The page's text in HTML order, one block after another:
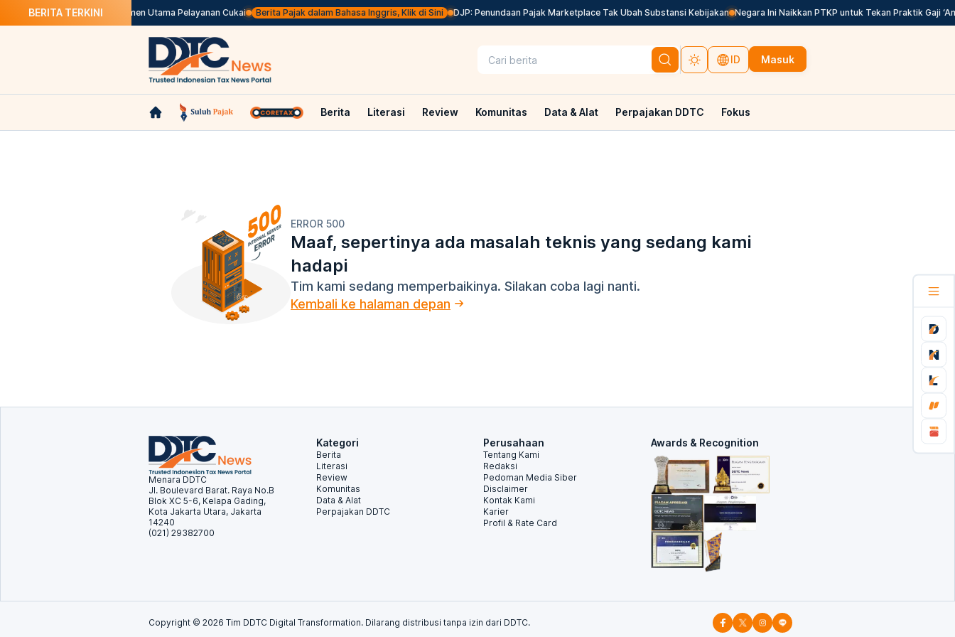
BERITA TERKINI
Listrik Mengenal Dokumen Utama Pelayanan Cukai Berita Pajak dalam Bahasa Inggris, Klik di Sini DJP: Penundaan Pajak Marketplace Tak Ubah Substansi Kebijakan Negara Ini Naikkan PTKP untuk Tekan Praktik Gaji
ID Masuk
Berita Literasi Review Komunitas Data & Alat Perpajakan DDTC Fokus
ERROR 500
Maaf, sepertinya ada masalah teknis yang sedang kami
hadapi
Tim kami sedang memperbaikinya. Silakan coba lagi nanti.
Kembali ke halaman depan
Menara DDTC
Jl. Boulevard Barat. Raya No.B
Blok XC 5-6, Kelapa Gading,
Kota Jakarta Utara, Jakarta
14240
(021) 29382700
Kategori
Berita
Literasi
Review
Komunitas
Data & Alat
Perpajakan DDTC
Perusahaan
Tentang Kami
Redaksi
Pedoman Media Siber
Disclaimer
Kontak Kami
Karier
Profil & Rate Card
Awards & Recognition
Copyright © 2026 Tim DDTC Digital Transformation. Dilarang distribusi tanpa izin dari DDTC.